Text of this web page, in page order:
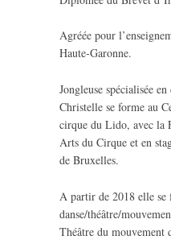
Agréée pour
Haute-Garonne.
Jongleuse spécialisée
Christelle se forme au
cirque du Lido, avec la
Arts du Cirque et en
de Bruxelles.
A partir de 2018 elle se
danse/théâtre/
Théâtre du mouvement